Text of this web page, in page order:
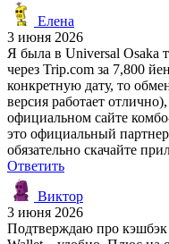
Елена
3 июня 2026
Я была в Universal Osaka
через Trip.com за 7,800
конкретную дату, то
версия работает
официальном сайте
это официальный
обязательно скачайте
Ответить
Виктор
3 июня 2026
Подтверждаю про кэшбэк